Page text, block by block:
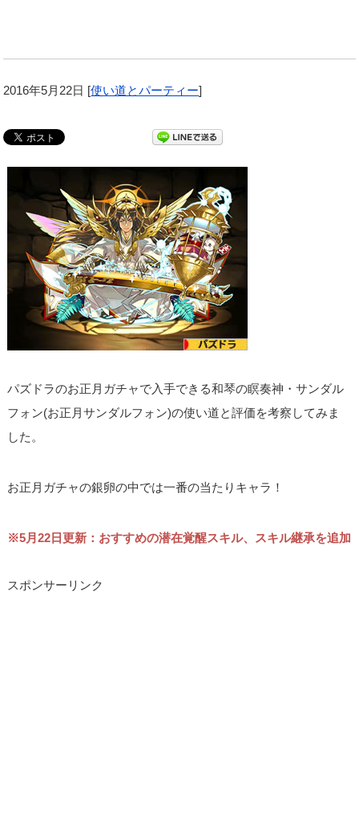
2016年5月22日 [使い道とパーティー]
パズドラのお正月ガチャで入手できる和琴の瞑奏神・サンダル
フォン(お正月サンダルフォン)の使い道と評価を考察してみま
した。
お正月ガチャの銀卵の中では一番の当たりキャラ！
※5月22日更新：おすすめの潜在覚醒スキル、スキル継承を追加
スポンサーリンク